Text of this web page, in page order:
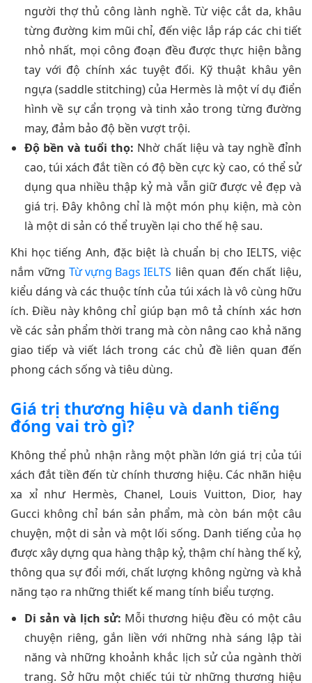
người thợ thủ công lành nghề. Từ việc cắt da, khâu
từng đường kim mũi chỉ, đến việc lắp ráp các chi tiết
nhỏ nhất, mọi công đoạn đều được thực hiện bằng
tay với độ chính xác tuyệt đối. Kỹ thuật khâu yên
ngựa (saddle stitching) của Hermès là một ví dụ điển
hình về sự cẩn trọng và tinh xảo trong từng đường
may, đảm bảo độ bền vượt trội.
Độ bền và tuổi thọ: Nhờ chất liệu và tay nghề đỉnh
cao, túi xách đắt tiền có độ bền cực kỳ cao, có thể sử
dụng qua nhiều thập kỷ mà vẫn giữ được vẻ đẹp và
giá trị. Đây không chỉ là một món phụ kiện, mà còn
là một di sản có thể truyền lại cho thế hệ sau.
Khi học tiếng Anh, đặc biệt là chuẩn bị cho IELTS, việc
nắm vữngTừ vựng Bags IELTS liên quan đến chất liệu,
kiểu dáng và các thuộc tính của túi xách là vô cùng hữu
ích. Điều này không chỉ giúp bạn mô tả chính xác hơn
về các sản phẩm thời trang mà còn nâng cao khả năng
giao tiếp và viết lách trong các chủ đề liên quan đến
phong cách sống và tiêu dùng.
Giá trị thương hiệu và danh tiếng
đóng vai trò gì?
Không thể phủ nhận rằng một phần lớn giá trị của túi
xách đắt tiền đến từ chính thương hiệu. Các nhãn hiệu
xa xỉ như Hermès, Chanel, Louis Vuitton, Dior, hay
Gucci không chỉ bán sản phẩm, mà còn bán một câu
chuyện, một di sản và một lối sống. Danh tiếng của họ
được xây dựng qua hàng thập kỷ, thậm chí hàng thế kỷ,
thông qua sự đổi mới, chất lượng không ngừng và khả
năng tạo ra những thiết kế mang tính biểu tượng.
Di sản và lịch sử: Mỗi thương hiệu đều có một câu
chuyện riêng, gắn liền với những nhà sáng lập tài
năng và những khoảnh khắc lịch sử của ngành thời
trang. Sở hữu một chiếc túi từ những thương hiệu